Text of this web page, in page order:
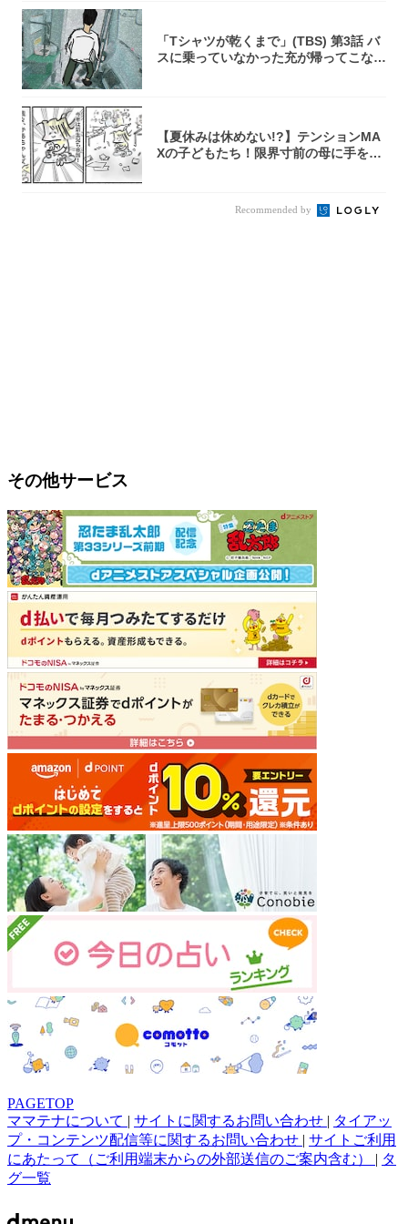
「Tシャツが乾くまで」(TBS) 第3話 バ
スに乗っていなかった充が帰ってこな
【夏休みは休めない!?】テンションMA
Xの子どもたち！限界寸前の母に手を差
Recommended by
その他サービス
PAGETOP
ママテナについて | サイトに関するお問い合わせ | タイアッ
プ・コンテンツ配信等に関するお問い合わせ | サイトご利用
にあたって（ご利用端末からの外部送信のご案内含む） | タ
グ一覧